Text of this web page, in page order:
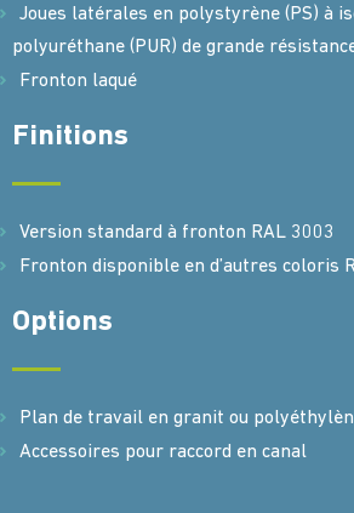
Joues latérales en polystyrène (PS) à
polyuréthane (PUR) de grande
Fronton laqué
Finitions
Version standard à fronton RAL 3003
Fronton disponible en d’autres coloris
Options
Plan de travail en granit ou
Accessoires pour raccord en canal